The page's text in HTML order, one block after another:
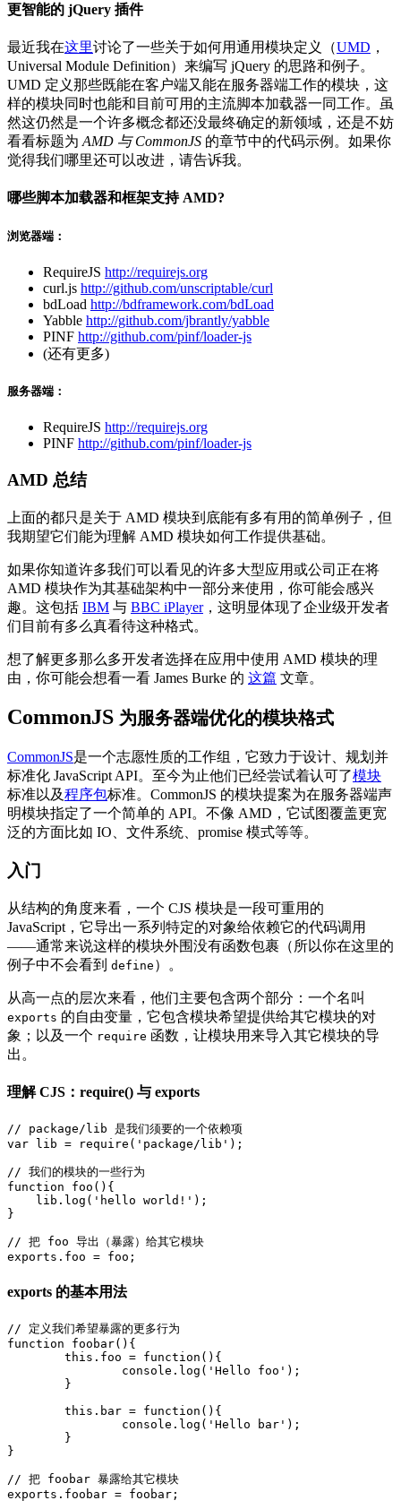
更智能的 jQuery 插件
最近我在这里讨论了一些关于如何用通用模块定义（UMD ，
Universal Module Definition）来编写 jQuery 的思路和例子。
UMD 定义那些既能在客户端又能在服务器端工作的模块，这
样的模块同时也能和目前可用的主流脚本加载器一同工作。虽
然这仍然是一个许多概念都还没最终确定的新领域，还是不妨
看看标题为 AMD 与 CommonJS 的章节中的代码示例。如果你
觉得我们哪里还可以改进，请告诉我。
哪些脚本加载器和框架支持 AMD?
浏览器端：
RequireJS http://requirejs.org
curl.js http://github.com/unscriptable/curl
bdLoad http://bdframework.com/bdLoad
Yabble http://github.com/jbrantly/yabble
PINF http://github.com/pinf/loader-js
(还有更多)
服务器端：
RequireJS http://requirejs.org
PINF http://github.com/pinf/loader-js
AMD 总结
上面的都只是关于 AMD 模块到底能有多有用的简单例子，但
我期望它们能为理解 AMD 模块如何工作提供基础。
如果你知道许多我们可以看见的许多大型应用或公司正在将
AMD 模块作为其基础架构中一部分来使用，你可能会感兴
趣。这包括 IBM 与 BBC iPlayer，这明显体现了企业级开发者
们目前有多么真看待这种格式。
想了解更多那么多开发者选择在应用中使用 AMD 模块的理
由，你可能会想看一看 James Burke 的 这篇 文章。
CommonJS 为服务器端优化的模块格式
CommonJS是一个志愿性质的工作组，它致力于设计、规划并
标准化 JavaScript API。至今为止他们已经尝试着认可了模块
标准以及程序包标准。CommonJS 的模块提案为在服务器端声
明模块指定了一个简单的 API。不像 AMD，它试图覆盖更宽
泛的方面比如 IO、文件系统、promise 模式等等。
入门
从结构的角度来看，一个 CJS 模块是一段可重用的
JavaScript，它导出一系列特定的对象给依赖它的代码调用
——通常来说这样的模块外围没有函数包裹（所以你在这里的
例子中不会看到 define ）。
从高一点的层次来看，他们主要包含两个部分：一个名叫
exports 的自由变量，它包含模块希望提供给其它模块的对
象；以及一个 require 函数，让模块用来导入其它模块的导
出。
理解 CJS：require() 与 exports
// package/lib 是我们须要的一个依赖项
var lib = require('package/lib');
// 我们的模块的一些行为
function foo(){
    lib.log('hello world!');
}
// 把 foo 导出（暴露）给其它模块
exports 的基本用法
// 定义我们希望暴露的更多行为
function foobar(){
        this.foo = function(){
                console.log('Hello foo');
        }
        this.bar = function(){
                console.log('Hello bar');
        }
}
// 把 foobar 暴露给其它模块
exports.foobar = foobar;